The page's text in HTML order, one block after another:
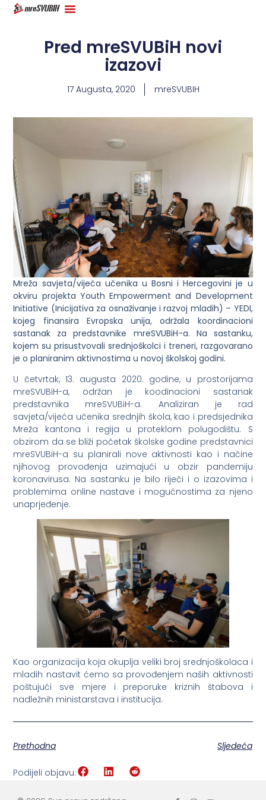
Pred mreSVUBiH novi
izazovi
17 Augusta, 2020 mreSVUBIH
Mreža savjeta/vijeća učenika u Bosni i Hercegovini je u
okviru projekta Youth Empowerment and Development
Initiative (Inicijativa za osnaživanje i razvoj mladih) – YEDI,
kojeg finansira Evropska unija, održala koordinacioni
sastanak za predstavnike mreSVUBiH-a. Na sastanku,
kojem su prisustvovali srednjoškolci i treneri, razgovarano
je o planiranim aktivnostima u novoj školskoj godini.
U četvrtak, 13. augusta 2020. godine, u prostorijama
mreSVUBiH-a, održan je koodinacioni sastanak
predstavnika mreSVUBiH-a. Analiziran je rad
savjeta/vijeća učenika srednjih škola, kao i predsjednika
Mreža kantona i regija u proteklom polugodištu. S
obzirom da se bliži početak školske godine predstavnici
mreSVUBiH-a su planirali nove aktivnosti kao i načine
njihovog provođenja uzimajući u obzir pandemiju
koronavirusa. Na sastanku je bilo riječi i o izazovima i
problemima online nastave i mogućnostima za njeno
unaprjeđenje.
Kao organizacija koja okuplja veliki broj srednjoškolaca i
mladih nastavit ćemo sa provođenjem naših aktivnosti
poštujući sve mjere i preporuke kriznih štabova i
nadležnih ministarstava i institucija.
Prethodna Sljedeća
Podijeli objavu: